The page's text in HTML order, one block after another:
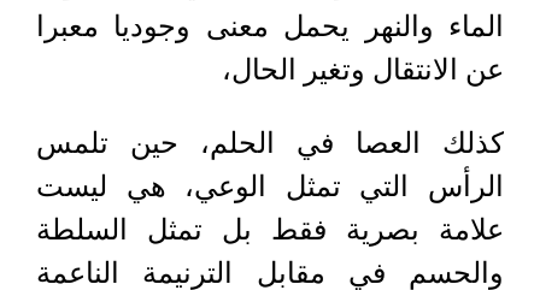
الماء والنهر يحمل معنى وجوديا معبرا
عن الانتقال وتغير الحال،
كذلك العصا في الحلم، حين تلمس
الرأس التي تمثل الوعي، هي ليست
علامة بصرية فقط بل تمثل السلطة
والحسم في مقابل الترنيمة الناعمة